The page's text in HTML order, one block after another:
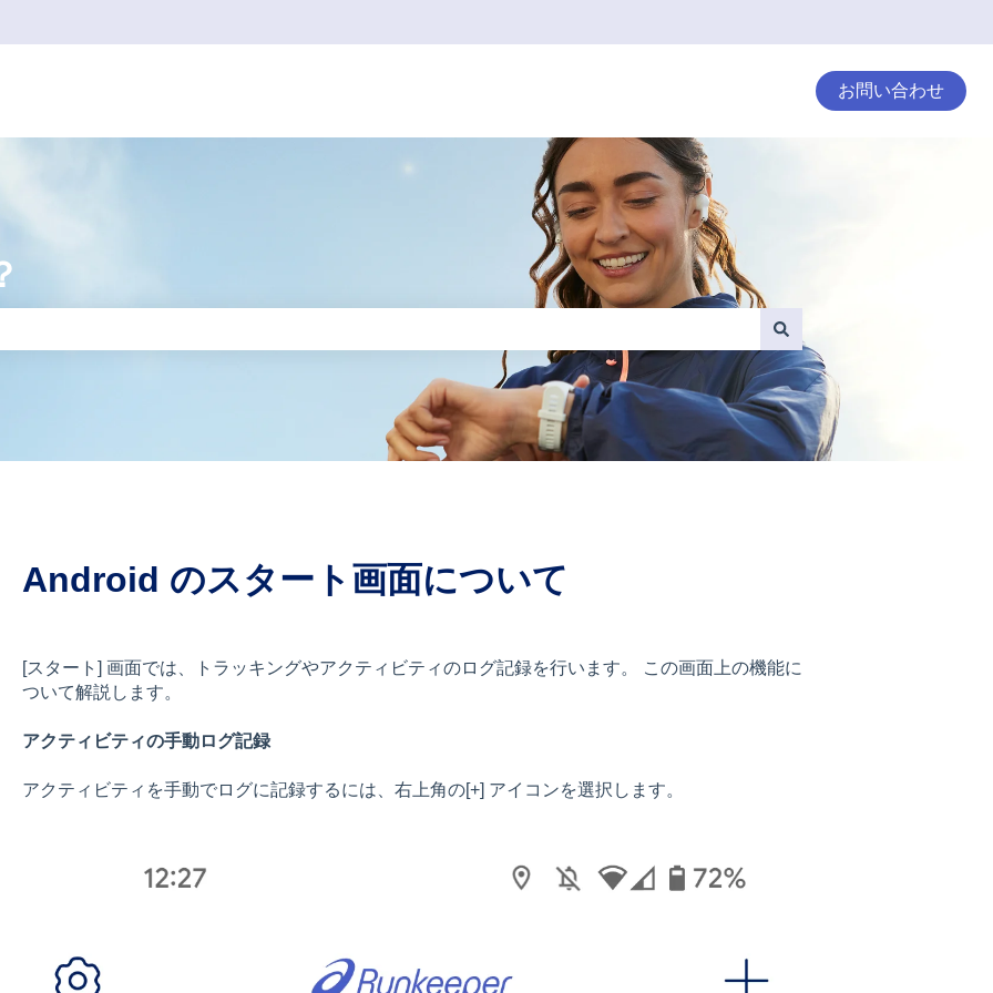
お問い合わせ
Android のスタート画面について
[スタート] 画面では、トラッキングやアクティビティのログ記録を行います。 この画面上の機能に
ついて解説します。
アクティビティの手動ログ記録
アクティビティを手動でログに記録するには、右上角の[+] アイコンを選択します。